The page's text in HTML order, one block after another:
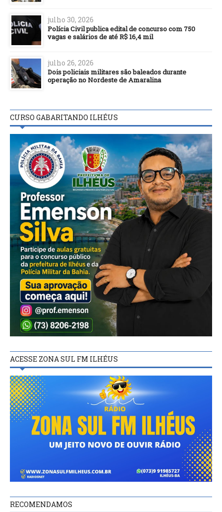
julho 30, 2026
Polícia Civil publica edital de concurso com 750
vagas e salários de até R$ 16,4 mil
julho 26, 2026
Dois policiais militares são baleados durante
operação no Nordeste de Amaralina
CURSO GABARITANDO ILHÉUS
ACESSE ZONA SUL FM ILHÉUS
RECOMENDAMOS